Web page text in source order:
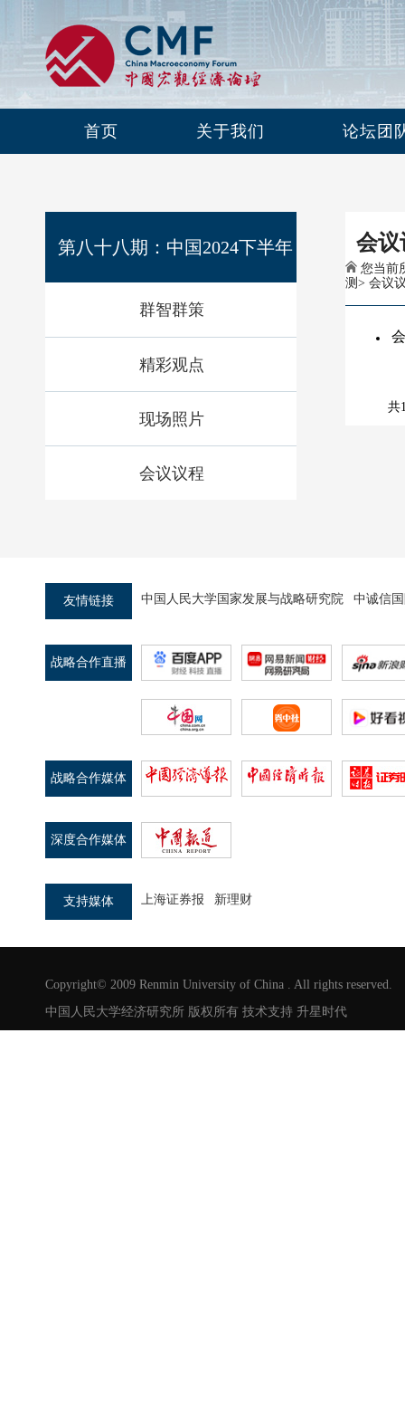
首页 关于我们 论坛团
第八十八期：中国2024下半年
出口形势分析及预测
群智群策
精彩观点
现场照片
会议议程
会议
您当前
测 > 会议
共
友情链接 中国人民大学国家发展与战略研究院 中诚信
战略合作直播
战略合作媒体
深度合作媒体
支持媒体 上海证券报 新理财
Copyright© 2009 Renmin University of China . All rights reserved.
中国人民大学经济研究所 版权所有 技术支持 升星时代